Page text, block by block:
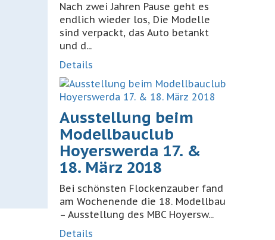
Nach zwei Jahren Pause geht es
endlich wieder los, Die Modelle
sind verpackt, das Auto betankt
und d...
Details
Ausstellung beim
Modellbauclub
Hoyerswerda 17. &
18. März 2018
Bei schönsten Flockenzauber fand
am Wochenende die 18. Modellbau
– Ausstellung des MBC Hoyersw...
Details